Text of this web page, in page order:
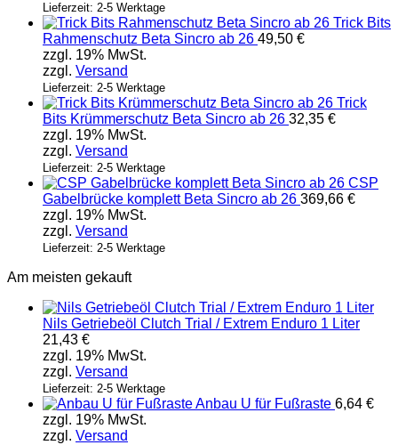
Lieferzeit: 2-5 Werktage
Trick Bits
Rahmenschutz Beta Sincro ab 26 49,50 €
zzgl. 19% MwSt.
zzgl. Versand
Lieferzeit: 2-5 Werktage
Trick
Bits Krümmerschutz Beta Sincro ab 26 32,35 €
zzgl. 19% MwSt.
zzgl. Versand
Lieferzeit: 2-5 Werktage
CSP
Gabelbrücke komplett Beta Sincro ab 26 369,66 €
zzgl. 19% MwSt.
zzgl. Versand
Lieferzeit: 2-5 Werktage
Am meisten gekauft
Nils Getriebeöl Clutch Trial / Extrem Enduro 1 Liter
21,43 €
zzgl. 19% MwSt.
zzgl. Versand
Lieferzeit: 2-5 Werktage
Anbau U für Fußraste 6,64 €
zzgl. 19% MwSt.
zzgl. Versand